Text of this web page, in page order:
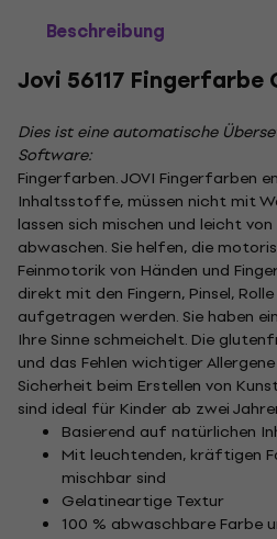
Beschreibung
Jovi 56117 Fingerfarbe
Dies ist eine automatische
Software:
Fingerfarben. JOVI Fingerfarben
Inhaltsstoffe, müssen nicht mit
lassen sich mischen und leicht
abwaschen. Sie helfen, die
Feinmotorik von Händen und
direkt mit den Fingern, Pinsel,
aufgetragen werden. Sie haben
Ihre Sinne schmeichelt. Die
und das Fehlen wichtiger
Sicherheit beim Erstellen von
sind ideal für Kinder ab zwei
Basierend auf natürlichen
Mit leuchtenden, kräftigen
mischbar sind
Gelatineartige Textur
100 % abwaschbare Farbe